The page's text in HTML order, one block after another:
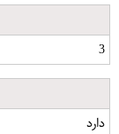
3
دارد